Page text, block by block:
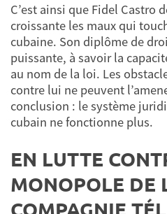
C’est ainsi que Fidel Castro
croissante les maux qui
cubaine. Son diplôme de
puissante, à savoir la
au nom de la loi. Les
contre lui ne peuvent
conclusion : le système
cubain ne fonctionne plus.
EN LUTTE
MONOPOLE DE
COMPAGNIE